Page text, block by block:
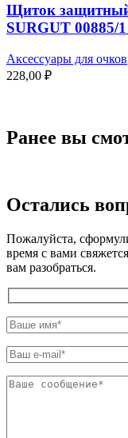
Щиток защитный
SURGUT 00885/
Аксессуары для очков
228,00 ₽
Ранее вы
Остались
Пожалуйста,
время с вами
вам разобраться.